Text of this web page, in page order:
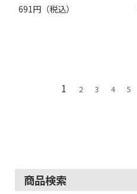
691円（税込）
1 2 3 4 5
商品検索